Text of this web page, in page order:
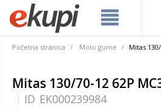
Početna stranica Moto gume Mitas
Mitas 130/70-12 62P
ID EK000239984